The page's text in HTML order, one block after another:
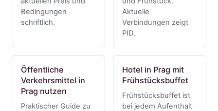
Bedingungen
schriftlich.
Aktuelle
Verbindungen zeigt
PID.
Öffentliche
Verkehrsmittel in
Prag nutzen
Praktischer Guide zu
Hotel in Prag mit
Frühstücksbuffet
Frühstücksbuffet ist
bei jedem Aufenthalt